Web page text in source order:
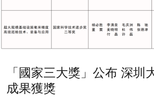
「國家三大獎」公布 深圳
成果獲獎